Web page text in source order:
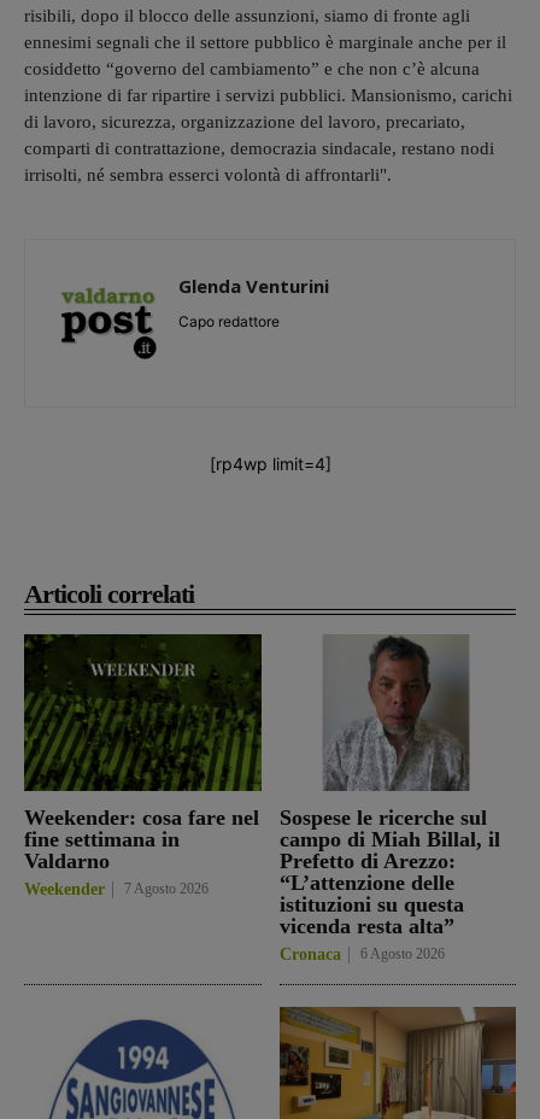
Articoli correlati
Weekender: cosa fare nel
fine settimana in
Valdarno
Weekender 7 Agosto 2026
Sospese le ricerche sul
campo di Miah Billal, il
Prefetto di Arezzo:
“L’attenzione delle
istituzioni su questa
vicenda resta alta”
Cronaca 6 Agosto 2026
risibili, dopo il blocco delle assunzioni, siamo di fronte agli
ennesimi segnali che il settore pubblico è marginale anche per il
cosiddetto “governo del cambiamento” e che non c’è alcuna
intenzione di far ripartire i servizi pubblici. Mansionismo, carichi
di lavoro, sicurezza, organizzazione del lavoro, precariato,
comparti di contrattazione, democrazia sindacale, restano nodi
irrisolti, né sembra esserci volontà di affrontarli".
Glenda Venturini
Capo redattore
[rp4wp limit=4]